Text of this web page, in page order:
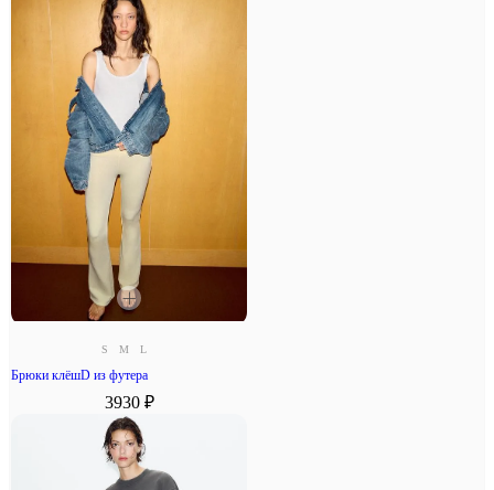
S M L
Брюки клёшD из футера
3930 ₽